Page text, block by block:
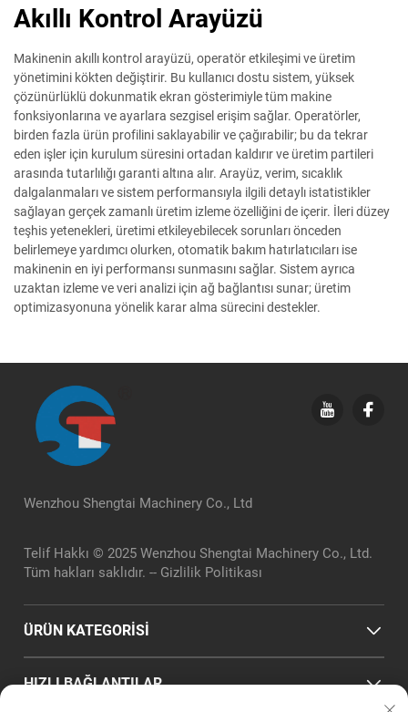
Akıllı Kontrol Arayüzü
Makinenin akıllı kontrol arayüzü, operatör etkileşimi ve üretim
yönetimini kökten değiştirir. Bu kullanıcı dostu sistem, yüksek
çözünürlüklü dokunmatik ekran gösterimiyle tüm makine
fonksiyonlarına ve ayarlara sezgisel erişim sağlar. Operatörler,
birden fazla ürün profilini saklayabilir ve çağırabilir; bu da tekrar
eden işler için kurulum süresini ortadan kaldırır ve üretim partileri
arasında tutarlılığı garanti altına alır. Arayüz, verim, sıcaklık
dalgalanmaları ve sistem performansıyla ilgili detaylı istatistikler
sağlayan gerçek zamanlı üretim izleme özelliğini de içerir. İleri düzey
teşhis yetenekleri, üretimi etkileyebilecek sorunları önceden
belirlemeye yardımcı olurken, otomatik bakım hatırlatıcıları ise
makinenin en iyi performansı sunmasını sağlar. Sistem ayrıca
uzaktan izleme ve veri analizi için ağ bağlantısı sunar; üretim
optimizasyonuna yönelik karar alma sürecini destekler.
Wenzhou Shengtai Machinery Co., Ltd
Telif Hakkı © 2025 Wenzhou Shengtai Machinery Co., Ltd.
Tüm hakları saklıdır. -- Gizlilik Politikası
ÜRÜN KATEGORİSİ
HIZLI BAĞLANTILAR